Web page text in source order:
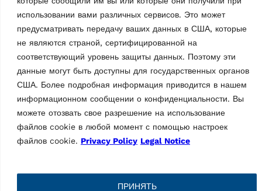
использовании вами различных сервисов. Это может
предусматривать передачу ваших данных в США, которые
не являются страной, сертифицированной на
соответствующий уровень защиты данных. Поэтому эти
данные могут быть доступны для государственных органов
США. Более подробная информация приводится в нашем
информационном сообщении о конфиденциальности. Вы
можете отозвать свое разрешение на использование
файлов cookie в любой момент с помощью настроек
файлов cookie. Privacy Policy Legal Notice
ПРИНЯТЬ
ведущий европейский производитель автомобильных
подъемников, шиномонтажного оборудования и средств
диагностики (для техосмотра и регулировки «сход-развал»).
Информация
Техническая поддержка
Зарезервированная область